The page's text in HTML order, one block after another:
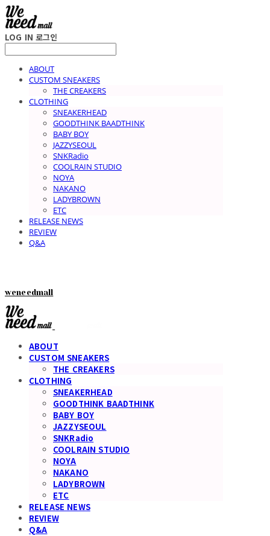
LOG IN 로그인
ABOUT
CUSTOM SNEAKERS
THE CREAKERS
CLOTHING
SNEAKERHEAD
GOODTHINK BAADTHINK
BABY BOY
JAZZYSEOUL
SNKRadio
COOLRAIN STUDIO
NOYA
NAKANO
LADYBROWN
ETC
RELEASE NEWS
REVIEW
Q&A
weneedmall
ABOUT
CUSTOM SNEAKERS
THE CREAKERS
CLOTHING
SNEAKERHEAD
GOODTHINK BAADTHINK
BABY BOY
JAZZYSEOUL
SNKRadio
COOLRAIN STUDIO
NOYA
NAKANO
LADYBROWN
ETC
RELEASE NEWS
REVIEW
Q&A